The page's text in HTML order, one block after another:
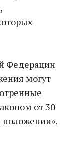
Федерации
могут
от 30